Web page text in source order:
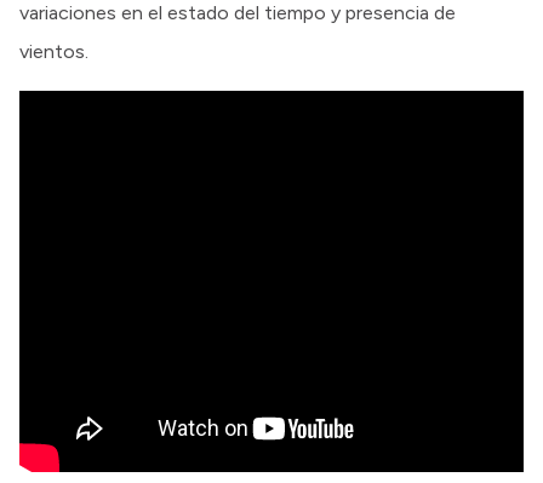
variaciones en el estado del tiempo y presencia de
vientos.